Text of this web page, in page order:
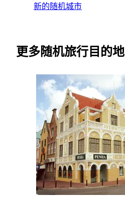
新的随机城市
更多随机旅行目的地